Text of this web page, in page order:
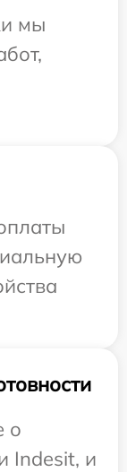
мы
о
Indesit, и